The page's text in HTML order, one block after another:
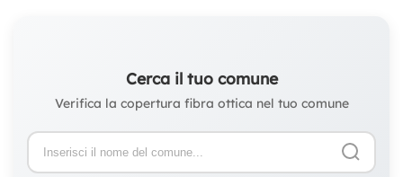
Cerca il tuo comune
Verifica la copertura fibra ottica nel tuo comune